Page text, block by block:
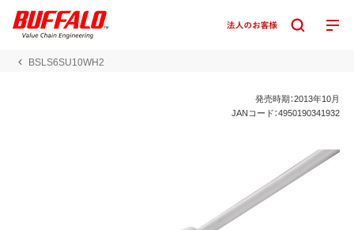
BSLS6SU10WH2
発売時期：2013年10月
JANコード：4950190341932